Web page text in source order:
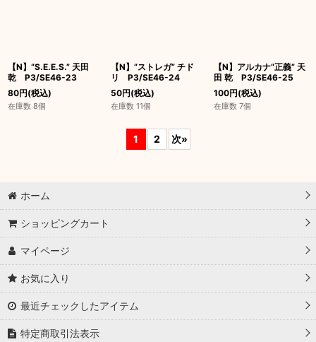
【N】“S.E.E.S.” 天田
乾 P3/SE46-23
80円(税込)
在庫数 8個
【N】“ストレガ” チド
リ P3/SE46-24
50円(税込)
在庫数 11個
【N】アルカナ“正義” 天
田 乾 P3/SE46-25
100円(税込)
在庫数 7個
1 2 次»
ホーム
ショッピングカート
マイページ
お気に入り
最近チェックしたアイテム
特定商取引法表示